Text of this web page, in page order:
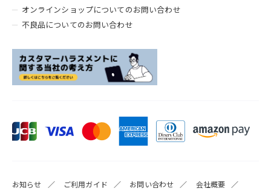
オンラインショップについてのお問い合わせ
不良品についてのお問い合わせ
お知らせ ご利用ガイド お問い合わせ 会社概要